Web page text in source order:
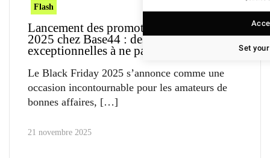
Flash
Lancement des promotions Black Friday
2025 chez Base44 : des réductions
exceptionnelles à ne pas manquer
Le Black Friday 2025 s’annonce comme une
occasion incontournable pour les amateurs de
bonnes affaires,
21 novembre 2025
Set